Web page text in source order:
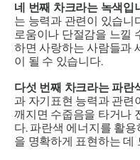
네 번째 차크라는 녹색입
는 능력과 관련이 있습니
로움이나 단절감을 느낄
하면 사랑하는 사람들과
이 될 수 있습니다.
다섯 번째 차크라는 파란
과 자기표현 능력과 관련
깨지면 수줍음을 타거나
다. 파란색 에너지를 활
을 명확하게 표현하는 데